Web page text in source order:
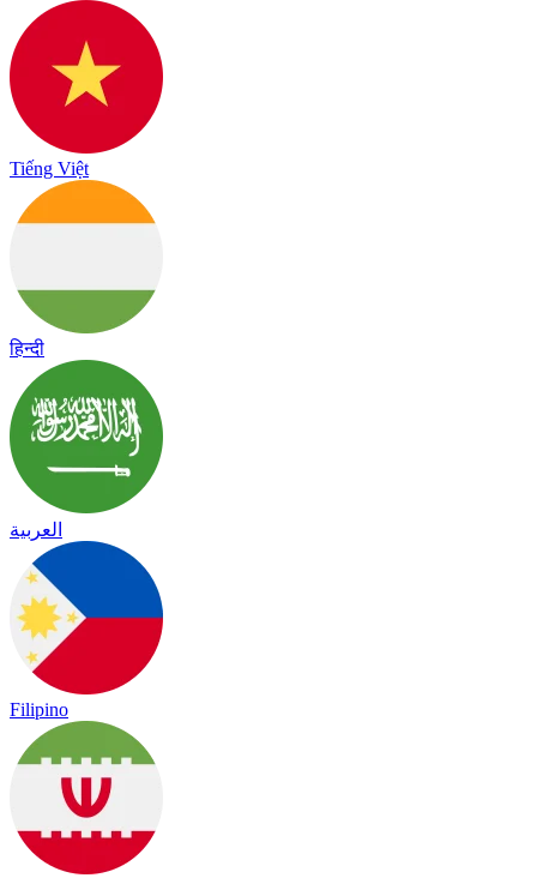
Tiếng Việt
हिन्दी
العربية
Filipino